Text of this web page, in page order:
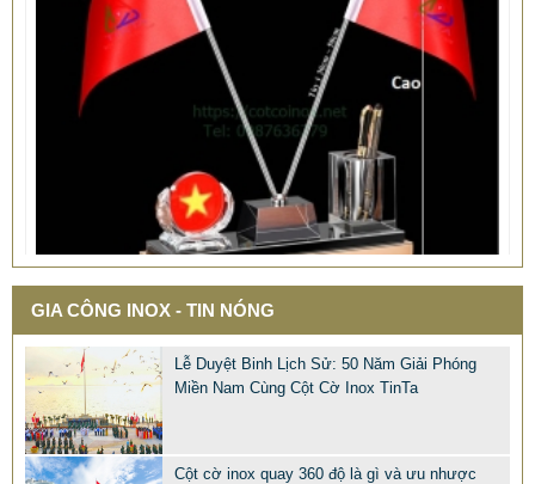
QUÀ TẶNG Ý NGHĨA CHO SẾP – ĐỘC LẠ, SANG TRỌNG -
CỜ ĐỂ BÀN & HỘP BÚT CAO CẤP
2.968.680 VNĐ
Mẫu: QUA TANG Y NGHIA CHO SEP
GIA CÔNG INOX - TIN NÓNG
Lễ Duyệt Binh Lịch Sử: 50 Năm Giải Phóng
Miền Nam Cùng Cột Cờ Inox TinTa
Cột cờ inox quay 360 độ là gì và ưu nhược